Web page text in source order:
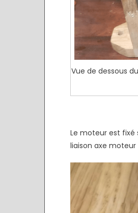
Vue de dessous
Le moteur est fixé
liaison axe